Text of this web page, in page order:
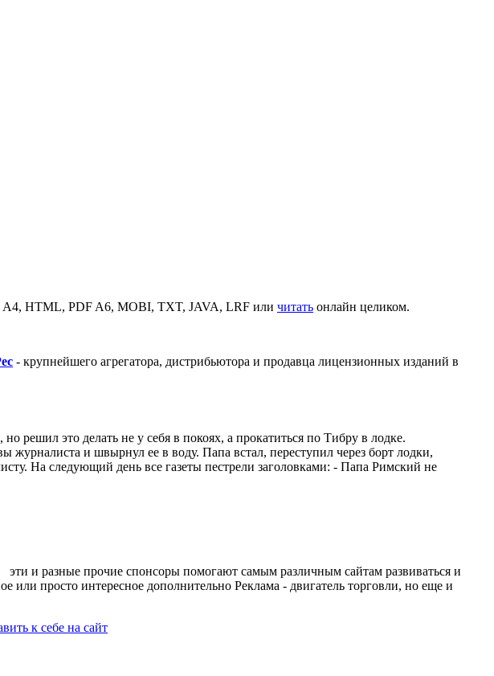
A4, HTML, PDF A6, MOBI, TXT, JAVA, LRF или читать онлайн целиком.
- крупнейшего агрегатора, дистрибьютора и продавца лицензионных изданий в
решил это делать не у себя в покоях, а прокатиться по Тибру в лодке.
журналиста и швырнул ее в воду. Папа встал, переступил через борт лодки,
На следующий день все газеты пестрели заголовками: - Папа Римский не
эти и разные прочие спонсоры помогают самым различным сайтам развиваться и
просто интересное дополнительно Реклама - двигатель торговли, но еще и
к себе на сайт